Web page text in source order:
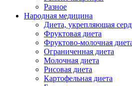
Разное
Народная медицина
Диета, укрепляющая
Фруктовая диета
Фруктово-молочная
Ограниченная диета
Молочная диета
Рисовая диета
Картофельная диета